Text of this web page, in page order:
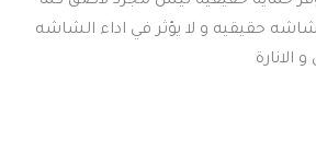
حقيقيه و لا يؤثر في اداء الشاشه
الانارة